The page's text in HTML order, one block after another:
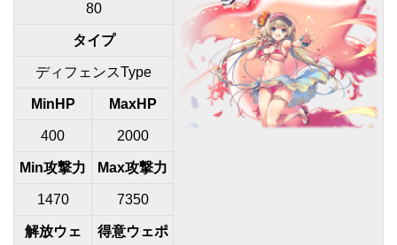
80
タイプ
ディフェンスType
MinHP MaxHP
400 2000
Min攻撃力 Max攻撃力
1470 7350
解放ウェ
得意ウェポ